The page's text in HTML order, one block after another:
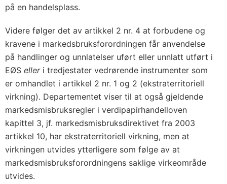
på en handelsplass.
Videre følger det av artikkel 2 nr. 4 at forbudene og
kravene i markedsbruksforordningen får anvendelse
på handlinger og unnlatelser uført eller unnlatt utført i
EØS elleri tredjestater vedrørende instrumenter som
er omhandlet i artikkel 2 nr. 1 og 2 (ekstraterritoriell
virkning). Departementet viser til at også gjeldende
markedsmisbruksregler i verdipapirhandelloven
kapittel 3, jf. markedsmisbruksdirektivet fra 2003
artikkel 10, har ekstraterritoriell virkning, men at
virkningen utvides ytterligere som følge av at
markedsmisbruksforordningens saklige virkeområde
utvides.